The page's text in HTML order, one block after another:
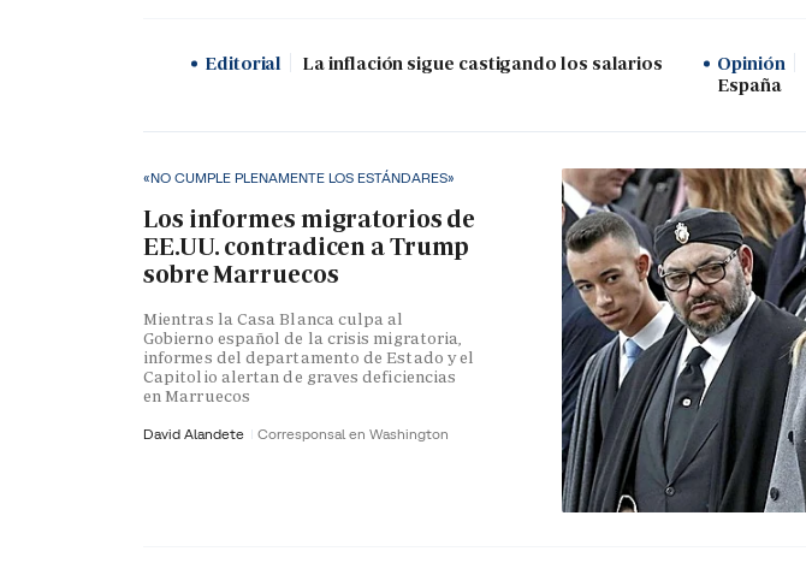
Editorial La inflación sigue castigando los salarios Opinión
España
«NO CUMPLE PLENAMENTE LOS ESTÁNDARES»
Los informes migratorios de
EE.UU. contradicen a Trump
sobre Marruecos
Mientras la Casa Blanca culpa al
Gobierno español de la crisis migratoria,
informes del departamento de Estado y el
Capitolio alertan de graves deficiencias
en Marruecos
David Alandete Corresponsal en Washington